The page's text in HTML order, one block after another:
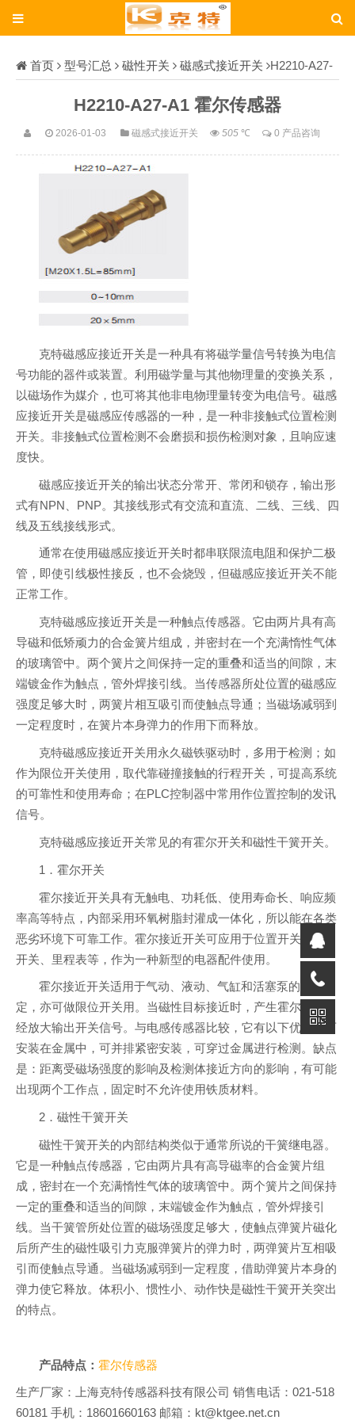
首页 型号汇总 磁性开关 磁感式接近开关 H2210-A27-
H2210-A27-A1 霍尔传感器
2026-01-03 磁感式接近开关 505℃ 0 产品咨询
克特磁感应接近开关是一种具有将磁学量信号转换为电信
号功能的器件或装置。利用磁学量与其他物理量的变换关系，
以磁场作为媒介，也可将其他非电物理量转变为电信号。磁感
应接近开关是磁感应传感器的一种，是一种非接触式位置检测
开关。非接触式位置检测不会磨损和损伤检测对象，且响应速
度快。
磁感应接近开关的输出状态分常开、常闭和锁存，输出形
式有NPN、PNP。其接线形式有交流和直流、二线、三线、四
线及五线接线形式。
通常在使用磁感应接近开关时都串联限流电阻和保护二极
管，即使引线极性接反，也不会烧毁，但磁感应接近开关不能
正常工作。
克特磁感应接近开关是一种触点传感器。它由两片具有高
导磁和低矫顽力的合金簧片组成，并密封在一个充满惰性气体
的玻璃管中。两个簧片之间保持一定的重叠和适当的间隙，末
端镀金作为触点，管外焊接引线。当传感器所处位置的磁感应
强度足够大时，两簧片相互吸引而使触点导通；当磁场减弱到
一定程度时，在簧片本身弹力的作用下而释放。
克特磁感应接近开关用永久磁铁驱动时，多用于检测；如
作为限位开关使用，取代靠碰撞接触的行程开关，可提高系统
的可靠性和使用寿命；在PLC控制器中常用作位置控制的发讯
信号。
克特磁感应接近开关常见的有霍尔开关和磁性干簧开关。
1．霍尔开关
霍尔接近开关具有无触电、功耗低、使用寿命长、响应频
率高等特点，内部采用环氧树脂封灌成一体化，所以能在各类
恶劣环境下可靠工作。霍尔接近开关可应用于位置开关、压力
开关、里程表等，作为一种新型的电器配件使用。
霍尔接近开关适用于气动、液动、气缸和活塞泵的位置测
定，亦可做限位开关用。当磁性目标接近时，产生霍尔效应，
经放大输出开关信号。与电感传感器比较，它有以下优点：可
安装在金属中，可并排紧密安装，可穿过金属进行检测。缺点
是：距离受磁场强度的影响及检测体接近方向的影响，有可能
出现两个工作点，固定时不允许使用铁质材料。
2．磁性干簧开关
磁性干簧开关的内部结构类似于通常所说的干簧继电器。
它是一种触点传感器，它由两片具有高导磁率的合金簧片组
成，密封在一个充满惰性气体的玻璃管中。两个簧片之间保持
一定的重叠和适当的间隙，末端镀金作为触点，管外焊接引
线。当干簧管所处位置的磁场强度足够大，使触点弹簧片磁化
后所产生的磁性吸引力克服弹簧片的弹力时，两弹簧片互相吸
引而使触点导通。当磁场减弱到一定程度，借助弹簧片本身的
弹力使它释放。体积小、惯性小、动作快是磁性干簧开关突出
的特点。
产品特点：霍尔传感器
生产厂家：上海克特传感器科技有限公司 销售电话：021-518
60181 手机：18601660163 邮箱：kt@ktgee.net.cn